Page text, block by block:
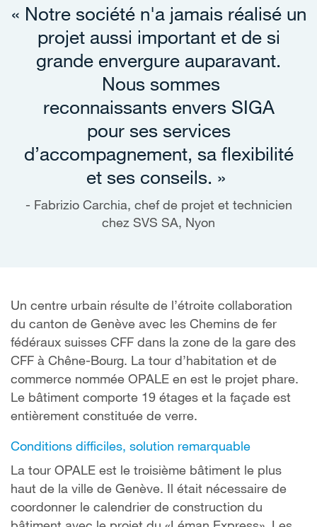
« Notre société n'a jamais réalisé un
projet aussi important et de si
grande envergure auparavant.
Nous sommes
reconnaissants envers SIGA
pour ses services
d’accompagnement, sa flexibilité
et ses conseils. »
Fabrizio Carchia, chef de projet et technicien
chez SVS SA, Nyon
Un centre urbain résulte de l’étroite collaboration
du canton de Genève avec les Chemins de fer
fédéraux suisses CFF dans la zone de la gare des
CFF à Chêne-Bourg. La tour d’habitation et de
commerce nommée OPALE en est le projet phare.
Le bâtiment comporte 19 étages et la façade est
entièrement constituée de verre.
Conditions difficiles, solution remarquable
La tour OPALE est le troisième bâtiment le plus
haut de la ville de Genève. Il était nécessaire de
coordonner le calendrier de construction du